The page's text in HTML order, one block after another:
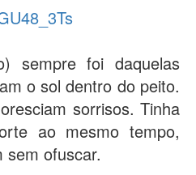
sempre foi daquelas
o sol dentro do peito.
sorrisos. Tinha
ao mesmo tempo,
sem ofuscar.